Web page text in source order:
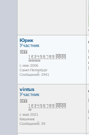
Юрик
Участник
с июн 2006
Санкт-Петербург
Сообщений: 2941
vintus
Участник
с мая 2021
Кишинев
Сообщений: 29